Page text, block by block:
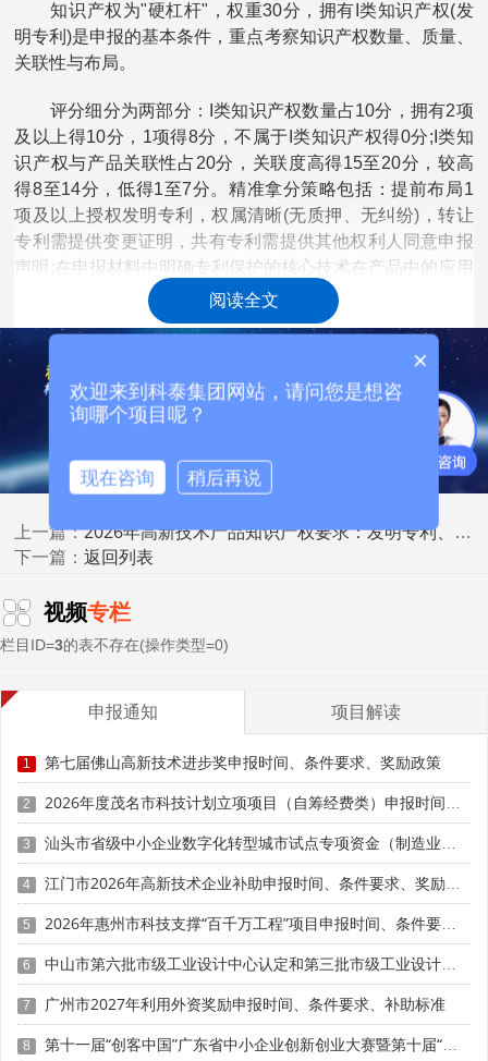
知识产权为"硬杠杆"，权重30分，拥有I类知识产权(发
明专利)是申报的基本条件，重点考察知识产权数量、质量、
关联性与布局。
评分细分为两部分：I类知识产权数量占10分，拥有2项
及以上得10分，1项得8分，不属于I类知识产权得0分;I类知
识产权与产品关联性占20分，关联度高得15至20分，较高
得8至14分，低得1至7分。精准拿分策略包括：提前布局1
项及以上授权发明专利，权属清晰(无质押、无纠纷)，转让
专利需提供变更证明，共有专利需提供其他权利人同意申报
声明;在申报材料中明确专利保护的核心技术在产品中的应用
场景，附专利说明书、权利要求书与产品技术参数的对应
表，杜绝"专利与产品脱节";有海外专利、PCT专利可提升竞
争力，优先选择近3年授权、维持有效、未涉诉的专利。
三、市场影响力(权重15分，实绩导向维度)
市场影响力权重15分，2025年评审从"重规模"转向"重
实绩、重增长、重占有率"，核心看产品产业化成效与市场
认可度。
评分细则分为两部分：产品营销情况占10分，年销售额
5000万及以上得10分，1000万至5000万得5至9分，1000万
以下得1至4分;市场占有率占5分，省内前3或行业领先得5
分，较高得3至4分，一般得1至2分。精准拿分策略包括：提
供近3年销售合同、发票、出库单、物流单等完整证据链，
客户名称与用户报告盖章主体一致;销售额不足1000万的，
重点突出增长率(近2年增速超30%可加分);提供行业协会证
明、第三方市场占有率报告、核心客户合作协议，突出产品
阅读全文
上一篇：2026年高新技术产品知识产权要求：发明专利、软件著作权、技术标准的支撑作用
下一篇：返回列表
视频专栏
栏目ID=3的表不存在(操作类型=0)
申报通知 项目解读
1 第七届佛山高新技术进步奖申报时间、条件要求、奖励政策
2 2026年度茂名市科技计划立项项目（自筹经费类）申报时间、条件要求
3 汕头市省级中小企业数字化转型城市试点专项资金（制造业数字化改造方向）第六批项目入库申报时间、条件要求、补助奖励
4 江门市2026年高新技术企业补助申报时间、条件要求、奖励标准
5 2026年惠州市科技支撑“百千万工程”项目申报时间、条件要求、资助奖励
6 中山市第六批市级工业设计中心认定和第三批市级工业设计中心复核申报时间、条件要求、扶持奖励
7 广州市2027年利用外资奖励申报时间、条件要求、补助标准
8 第十一届“创客中国”广东省中小企业创新创业大赛暨第十届“创客广东”大赛时间、条件要求、扶持奖励
×
欢迎来到科泰集团网站，请问您是想咨
询哪个项目呢？
现在咨询 稍后再说